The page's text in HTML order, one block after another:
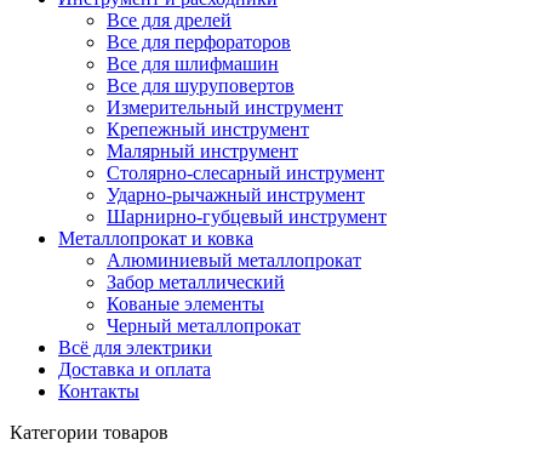
Все для дрелей
Все для перфораторов
Все для шлифмашин
Все для шуруповертов
Измерительный инструмент
Крепежный инструмент
Малярный инструмент
Столярно-слесарный инструмент
Ударно-рычажный инструмент
Шарнирно-губцевый инструмент
Металлопрокат и ковка
Алюминиевый металлопрокат
Забор металлический
Кованые элементы
Черный металлопрокат
Всё для электрики
Доставка и оплата
Контакты
Категории товаров